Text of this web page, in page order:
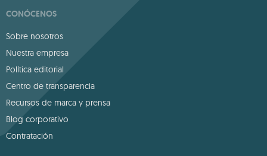
CONÓCENOS
Sobre nosotros
Nuestra empresa
Política editorial
Centro de transparencia
Recursos de marca y prensa
Blog corporativo
Contratación